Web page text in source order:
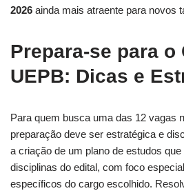
2026 ainda mais atraente para novos
Prepara-se para o
UEPB: Dicas e
Para quem busca uma das 12 vagas
preparação deve ser estratégica e
a criação de um plano de estudos
disciplinas do edital, com foco
específicos do cargo escolhido.